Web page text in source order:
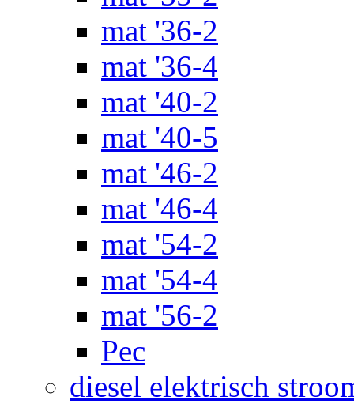
mat '36-2
mat '36-4
mat '40-2
mat '40-5
mat '46-2
mat '46-4
mat '54-2
mat '54-4
mat '56-2
Pec
diesel elektrisch